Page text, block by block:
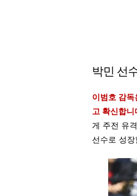
박민 선
이범호 감
고 확신합니
게 주전 유
선수로 성